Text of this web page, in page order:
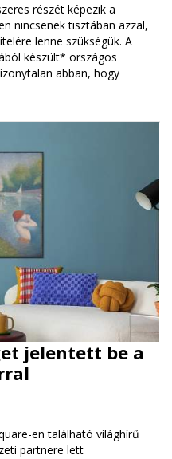
részét képezik a
nincsenek tisztában azzal,
lenne szükségük. A
készült* országos
abban, hogy
jelentett be a
en található világhírű
partnere lett